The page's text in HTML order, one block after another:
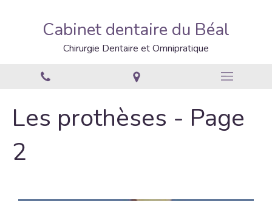
Cabinet dentaire du Béal
Chirurgie Dentaire et Omnipratique
Les prothèses - Page
2